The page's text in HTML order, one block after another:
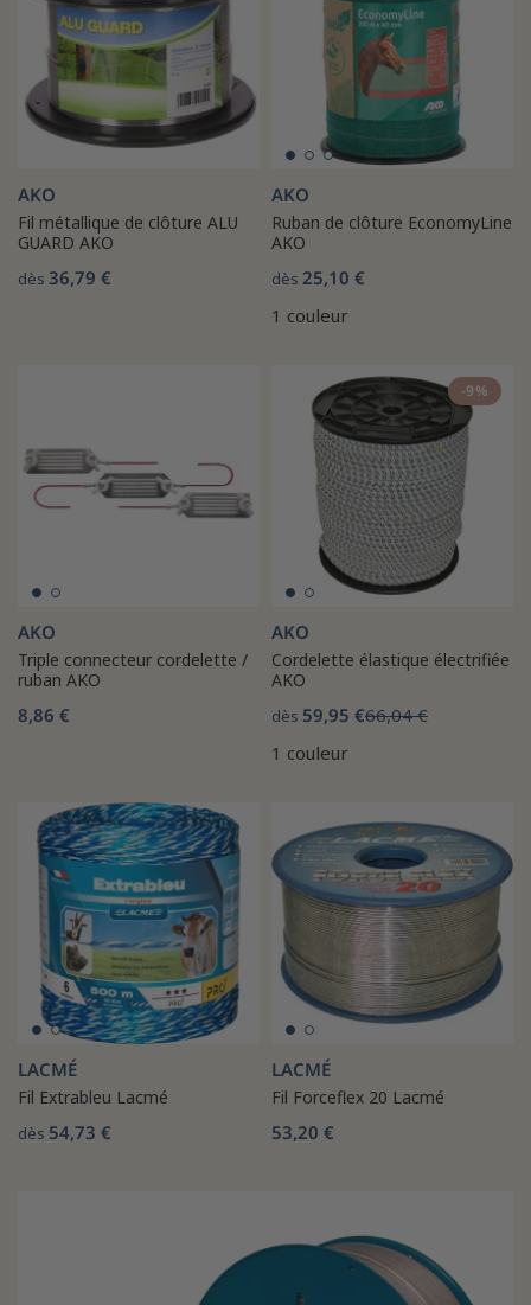
AKO
Fil métallique de clôture ALU
GUARD AKO
dès 36,79 €
AKO
Ruban de clôture EconomyLine
AKO
dès 25,10 €
1 couleur
AKO
Triple connecteur cordelette /
ruban AKO
8,86 €
-9%
AKO
Cordelette élastique électrifiée
AKO
dès 59,95 €66,04 €
1 couleur
LACMÉ
Fil Extrableu Lacmé
dès 54,73 €
LACMÉ
Fil Forceflex 20 Lacmé
53,20 €